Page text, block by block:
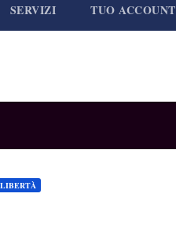
SERVIZI TUO ACCOUNT